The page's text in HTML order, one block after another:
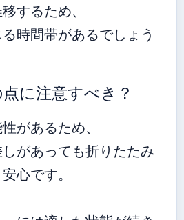
するため、
時間帯があるでしょう
に注意すべき？
があるため、
があっても折りたたみ
心です。